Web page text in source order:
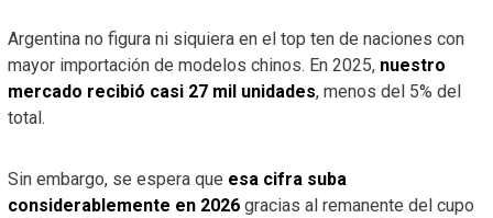
Argentina no figura ni siquiera en el top ten de naciones con
mayor importación de modelos chinos. En 2025, nuestro
mercado recibió casi 27 mil unidades, menos del 5% del
total.
Sin embargo, se espera que esa cifra suba
considerablemente en 2026gracias al remanente del cupo